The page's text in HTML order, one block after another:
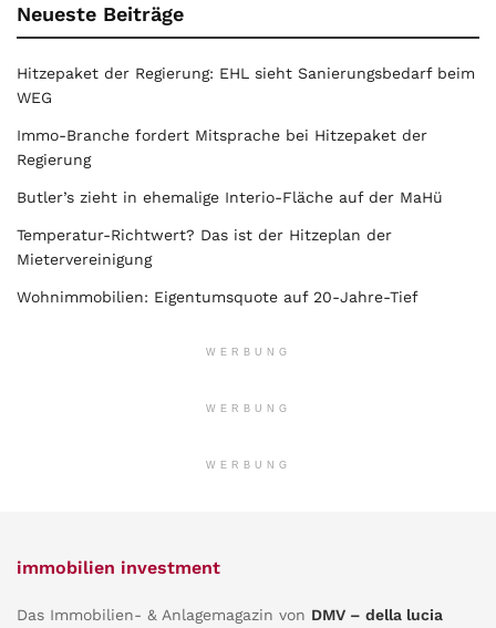
Neueste Beiträge
Hitzepaket der Regierung: EHL sieht Sanierungsbedarf beim
WEG
Immo-Branche fordert Mitsprache bei Hitzepaket der
Regierung
Butler’s zieht in ehemalige Interio-Fläche auf der MaHü
Temperatur-Richtwert? Das ist der Hitzeplan der
Mietervereinigung
Wohnimmobilien: Eigentumsquote auf 20-Jahre-Tief
WERBUNG
WERBUNG
WERBUNG
immobilien investment
Das Immobilien- & Anlagemagazin von DMV – della lucia